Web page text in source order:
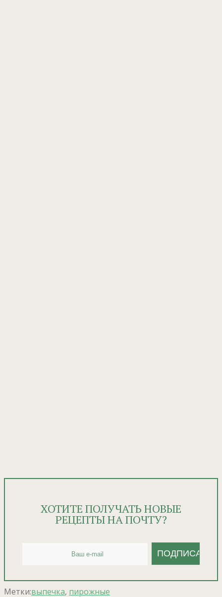
ХОТИТЕ ПОЛУЧАТЬ НОВЫЕ
РЕЦЕПТЫ НА ПОЧТУ?
Метки:выпечка, пирожные